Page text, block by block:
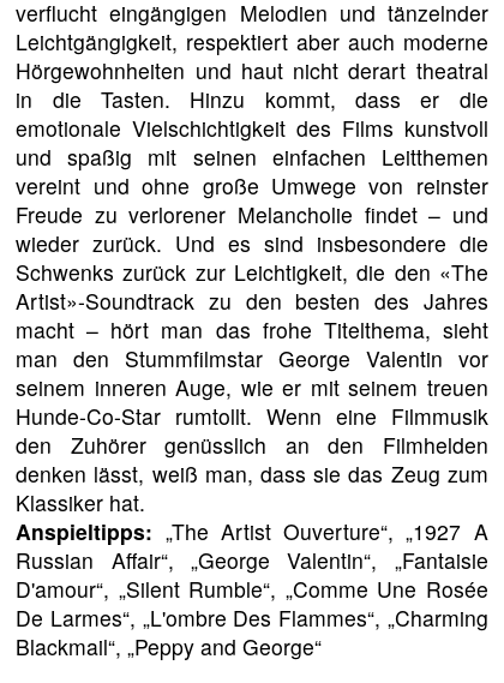
verflucht eingängigen Melodien und tänzelnder
Leichtgängigkeit, respektiert aber auch moderne
Hörgewohnheiten und haut nicht derart theatral
in die Tasten. Hinzu kommt, dass er die
emotionale Vielschichtigkeit des Films kunstvoll
und spaßig mit seinen einfachen Leitthemen
vereint und ohne große Umwege von reinster
Freude zu verlorener Melancholie findet – und
wieder zurück. Und es sind insbesondere die
Schwenks zurück zur Leichtigkeit, die den «The
Artist»-Soundtrack zu den besten des Jahres
macht – hört man das frohe Titelthema, sieht
man den Stummfilmstar George Valentin vor
seinem inneren Auge, wie er mit seinem treuen
Hunde-Co-Star rumtollt. Wenn eine Filmmusik
den Zuhörer genüsslich an den Filmhelden
denken lässt, weiß man, dass sie das Zeug zum
Klassiker hat.
Anspieltipps: „The Artist Ouverture“, „1927 A
Russian Affair“, „George Valentin“, „Fantaisie
D'amour“, „Silent Rumble“, „Comme Une Rosée
De Larmes“, „L'ombre Des Flammes“, „Charming
Blackmail“, „Peppy and George“